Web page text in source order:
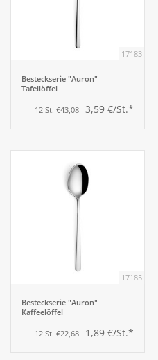
17183
Besteckserie "Auron"
Tafellöffel
12 St. €43,08 3,59 €/St.*
17185
Besteckserie "Auron"
Kaffeelöffel
12 St. €22,68 1,89 €/St.*